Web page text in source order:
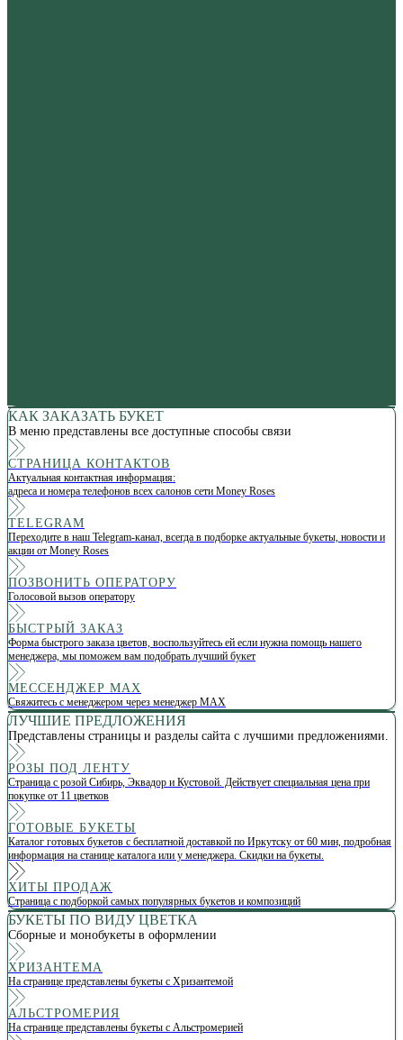
КАК ЗАКАЗАТЬ БУКЕТ
В меню представлены все доступные способы связи
СТРАНИЦА КОНТАКТОВ
Актуальная контактная информация:
адреса и номера телефонов всех салонов сети Money Roses
TELEGRAM
Переходите в наш Telegram-канал, всегда в подборке актуальные букеты, новости и
акции от Money Roses
ПОЗВОНИТЬ ОПЕРАТОРУ
Голосовой вызов оператору
БЫСТРЫЙ ЗАКАЗ
Форма быстрого заказа цветов, воспользуйтесь ей если нужна помощь нашего
менеджера, мы поможем вам подобрать лучший букет
МЕССЕНДЖЕР МАХ
Свяжитесь с менеджером через менеджер МАХ
ЛУЧШИЕ ПРЕДЛОЖЕНИЯ
Представлены страницы и разделы сайта с лучшими предложениями.
РОЗЫ ПОД ЛЕНТУ
Страница с розой Сибирь, Эквадор и Кустовой. Действует специальная цена при
покупке от 11 цветков
ГОТОВЫЕ БУКЕТЫ
Каталог готовых букетов с бесплатной доставкой по Иркутску от 60 мин, подробная
информация на станице каталога или у менеджера. Скидки на букеты.
ХИТЫ ПРОДАЖ
Страница с подборкой самых популярных букетов и композиций
БУКЕТЫ ПО ВИДУ ЦВЕТКА
Сборные и монобукеты в оформлении
ХРИЗАНТЕМА
На странице представлены букеты с Хризантемой
АЛЬСТРОМЕРИЯ
На странице представлены букеты с Альстромерией